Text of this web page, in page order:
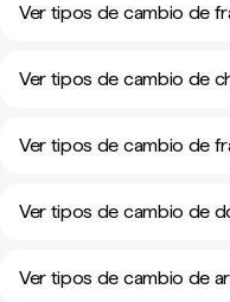
Ver tipos de cambio de
Ver tipos de cambio de
Ver tipos de cambio de
Ver tipos de cambio de
Ver tipos de cambio de